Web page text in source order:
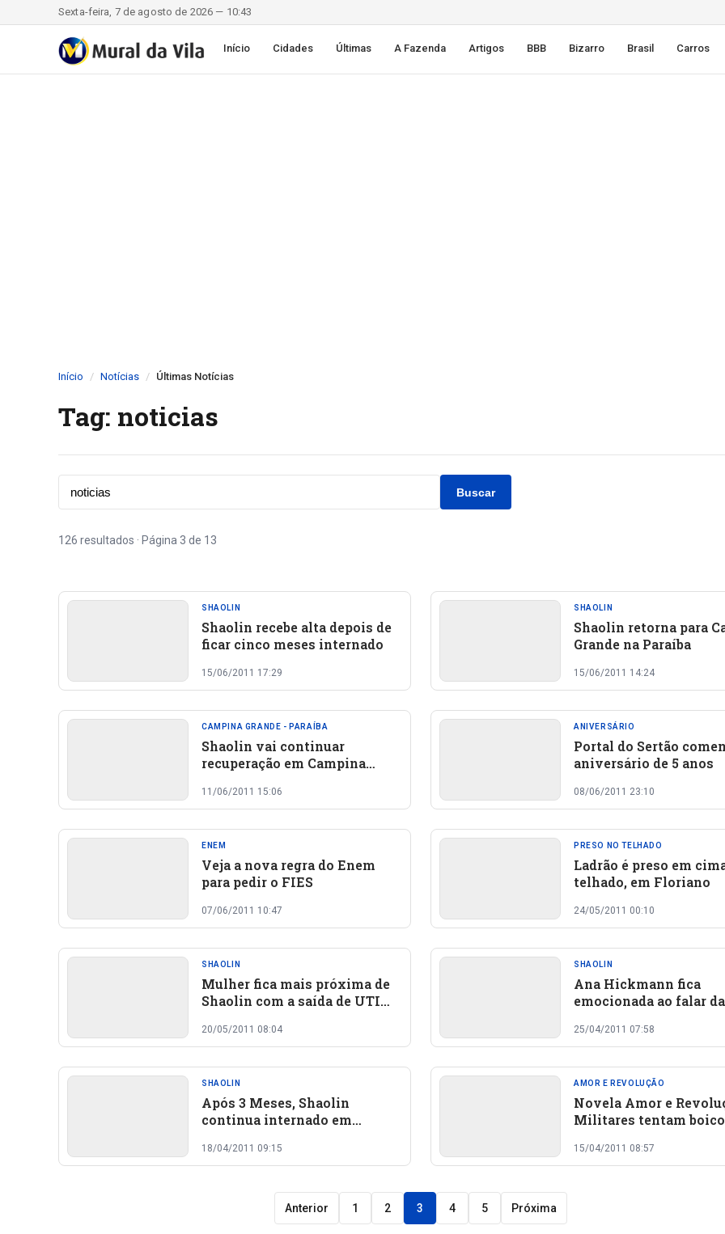
Sexta-feira, 7 de agosto de 2026 — 10:43
Início Cidades Últimas A Fazenda Artigos BBB Bizarro Brasil Carros
Início Notícias Últimas Notícias
Tag: noticias
Buscar
126 resultados · Página 3 de 13
SHAOLIN
Shaolin recebe alta depois de
ficar cinco meses internado
15/06/2011 17:29
SHAOLIN
Shaolin retorna para
Grande na Paraíba
15/06/2011 14:24
CAMPINA GRANDE - PARAÍBA
Shaolin vai continuar
recuperação em Campina
11/06/2011 15:06
ANIVERSÁRIO
Portal do Sertão
aniversário de 5 anos
08/06/2011 23:10
ENEM
Veja a nova regra do Enem
para pedir o FIES
07/06/2011 10:47
PRESO NO TELHADO
Ladrão é preso em
telhado, em Floriano
24/05/2011 00:10
SHAOLIN
Mulher fica mais próxima de
Shaolin com a saída de UTI
20/05/2011 08:04
SHAOLIN
Ana Hickmann fica
emocionada ao falar
25/04/2011 07:58
SHAOLIN
Após 3 Meses, Shaolin
continua internado em
18/04/2011 09:15
AMOR E REVOLUÇÃO
Novela Amor e
Militares tentam
15/04/2011 08:57
Anterior 1 2 3 4 5 Próxima